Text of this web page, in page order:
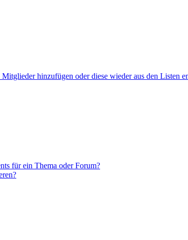
hinzufügen oder diese wieder aus den Listen
für ein Thema oder Forum?